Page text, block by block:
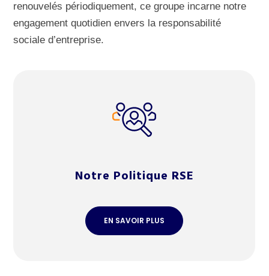
renouvelés périodiquement, ce groupe incarne notre
engagement quotidien envers la responsabilité
sociale d’entreprise.
Notre Politique RSE
EN SAVOIR PLUS